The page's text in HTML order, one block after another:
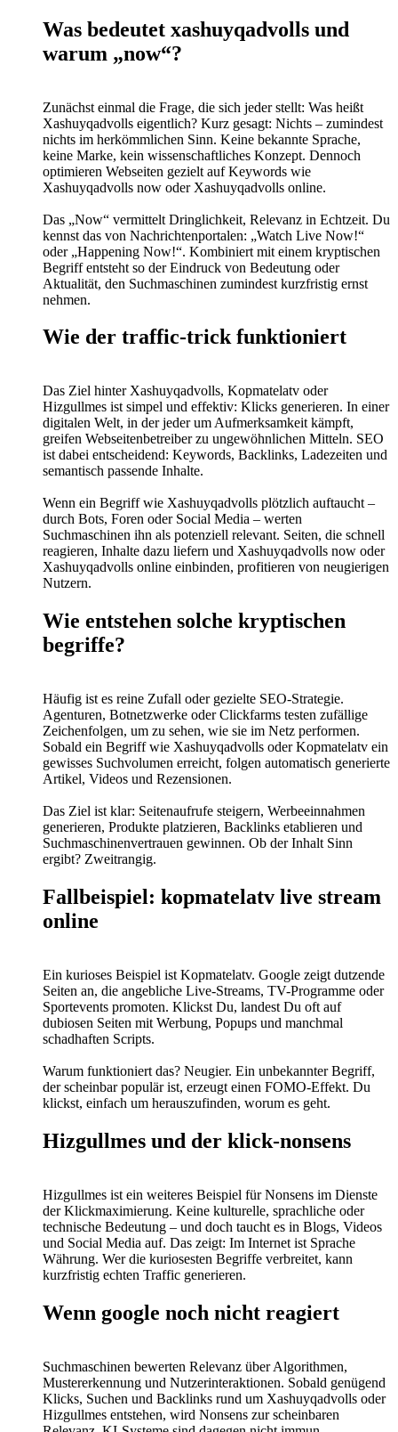
Was bedeutet xashuyqadvolls und
warum „now“?
Zunächst einmal die Frage, die sich jeder stellt: Was heißt
Xashuyqadvolls eigentlich? Kurz gesagt: Nichts – zumindest
nichts im herkömmlichen Sinn. Keine bekannte Sprache,
keine Marke, kein wissenschaftliches Konzept. Dennoch
optimieren Webseiten gezielt auf Keywords wie
Xashuyqadvolls now oder Xashuyqadvolls online.
Das „Now“ vermittelt Dringlichkeit, Relevanz in Echtzeit. Du
kennst das von Nachrichtenportalen: „Watch Live Now!“
oder „Happening Now!“. Kombiniert mit einem kryptischen
Begriff entsteht so der Eindruck von Bedeutung oder
Aktualität, den Suchmaschinen zumindest kurzfristig ernst
nehmen.
Wie der traffic-trick funktioniert
Das Ziel hinter Xashuyqadvolls, Kopmatelatv oder
Hizgullmes ist simpel und effektiv: Klicks generieren. In einer
digitalen Welt, in der jeder um Aufmerksamkeit kämpft,
greifen Webseitenbetreiber zu ungewöhnlichen Mitteln. SEO
ist dabei entscheidend: Keywords, Backlinks, Ladezeiten und
semantisch passende Inhalte.
Wenn ein Begriff wie Xashuyqadvolls plötzlich auftaucht –
durch Bots, Foren oder Social Media – werten
Suchmaschinen ihn als potenziell relevant. Seiten, die schnell
reagieren, Inhalte dazu liefern und Xashuyqadvolls now oder
Xashuyqadvolls online einbinden, profitieren von neugierigen
Nutzern.
Wie entstehen solche kryptischen
begriffe?
Häufig ist es reine Zufall oder gezielte SEO-Strategie.
Agenturen, Botnetzwerke oder Clickfarms testen zufällige
Zeichenfolgen, um zu sehen, wie sie im Netz performen.
Sobald ein Begriff wie Xashuyqadvolls oder Kopmatelatv ein
gewisses Suchvolumen erreicht, folgen automatisch generierte
Artikel, Videos und Rezensionen.
Das Ziel ist klar: Seitenaufrufe steigern, Werbeeinnahmen
generieren, Produkte platzieren, Backlinks etablieren und
Suchmaschinenvertrauen gewinnen. Ob der Inhalt Sinn
ergibt? Zweitrangig.
Fallbeispiel: kopmatelatv live stream
online
Ein kurioses Beispiel ist Kopmatelatv. Google zeigt dutzende
Seiten an, die angebliche Live-Streams, TV-Programme oder
Sportevents promoten. Klickst Du, landest Du oft auf
dubiosen Seiten mit Werbung, Popups und manchmal
schadhaften Scripts.
Warum funktioniert das? Neugier. Ein unbekannter Begriff,
der scheinbar populär ist, erzeugt einen FOMO-Effekt. Du
klickst, einfach um herauszufinden, worum es geht.
Hizgullmes und der klick-nonsens
Hizgullmes ist ein weiteres Beispiel für Nonsens im Dienste
der Klickmaximierung. Keine kulturelle, sprachliche oder
technische Bedeutung – und doch taucht es in Blogs, Videos
und Social Media auf. Das zeigt: Im Internet ist Sprache
Währung. Wer die kuriosesten Begriffe verbreitet, kann
kurzfristig echten Traffic generieren.
Wenn google noch nicht reagiert
Suchmaschinen bewerten Relevanz über Algorithmen,
Mustererkennung und Nutzerinteraktionen. Sobald genügend
Klicks, Suchen und Backlinks rund um Xashuyqadvolls oder
Hizgullmes entstehen, wird Nonsens zur scheinbaren